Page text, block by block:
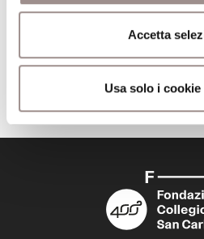
Accetta
Usa solo i
Scuola Alti Studi